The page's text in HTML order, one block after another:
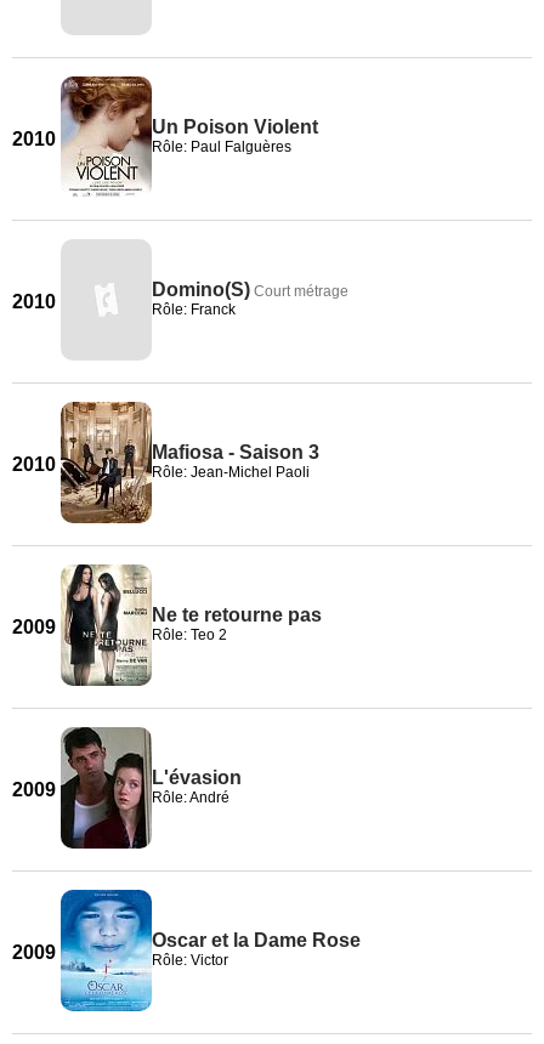
2010
Un Poison Violent
Rôle: Paul Falguères
2010
Domino(S) Court métrage
Rôle: Franck
2010
Mafiosa - Saison 3
Rôle: Jean-Michel Paoli
2009
Ne te retourne pas
Rôle: Teo 2
2009
L'évasion
Rôle: André
2009
Oscar et la Dame Rose
Rôle: Victor